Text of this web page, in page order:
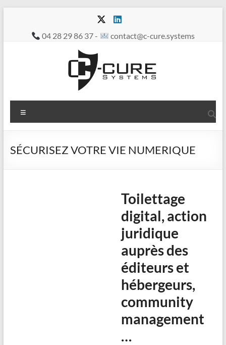
04 28 29 86 37 - contact@c-cure.systems
C-
Cure
Vos
Services
SÉCURISEZ VOTRE VIE NUMERIQUE
Toilettage
digital, action
juridique
auprès des
éditeurs et
hébergeurs,
community
management
…